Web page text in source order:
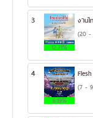
3
12.71%
งาน
(20 -
4
8.19%
(7 -